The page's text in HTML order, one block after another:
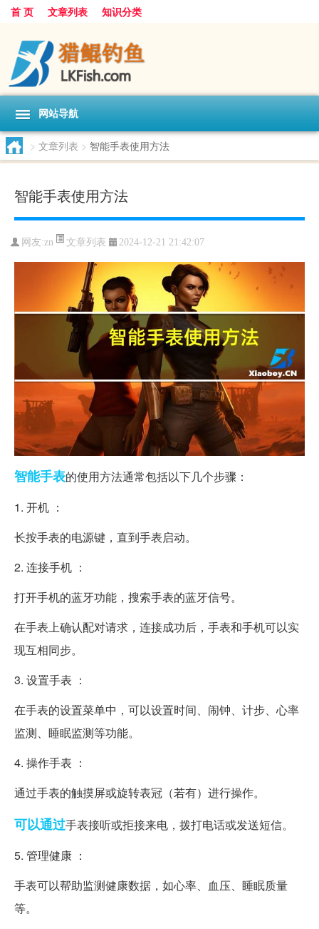
首 页 文章列表 知识分类
网站导航
> 文章列表 > 智能手表使用方法
智能手表使用方法
网友:zn 文章列表 2024-12-21 21:42:07
智能手表的使用方法通常包括以下几个步骤：
1. 开机 ：
长按手表的电源键，直到手表启动。
2. 连接手机 ：
打开手机的蓝牙功能，搜索手表的蓝牙信号。
在手表上确认配对请求，连接成功后，手表和手机可以实
现互相同步。
3. 设置手表 ：
在手表的设置菜单中，可以设置时间、闹钟、计步、心率
监测、睡眠监测等功能。
4. 操作手表 ：
通过手表的触摸屏或旋转表冠（若有）进行操作。
可以通过手表接听或拒接来电，拨打电话或发送短信。
5. 管理健康 ：
手表可以帮助监测健康数据，如心率、血压、睡眠质量
等。